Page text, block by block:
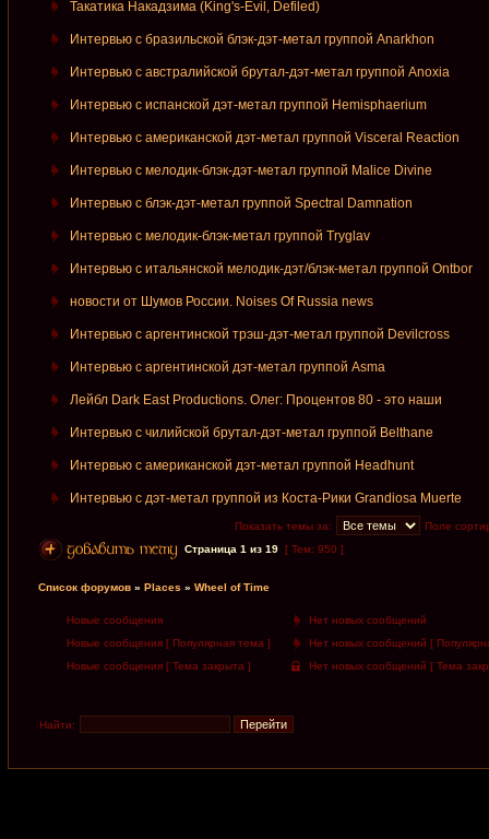
Такатика Накадзима (King's-Evil, Defiled)
Интервью с бразильской блэк-дэт-метал группой Anarkhon
Интервью с австралийской брутал-дэт-метал группой Anoxia
Интервью с испанской дэт-метал группой Hemisphaerium
Интервью с американской дэт-метал группой Visceral Reaction
Интервью с мелодик-блэк-дэт-метал группой Malice Divine
Интервью с блэк-дэт-метал группой Spectral Damnation
Интервью с мелодик-блэк-метал группой Tryglav
Интервью с итальянской мелодик-дэт/блэк-метал группой Ontbor
новости от Шумов России. Noises Of Russia news
Интервью с аргентинской трэш-дэт-метал группой Devilcross
Интервью с аргентинской дэт-метал группой Asma
Лейбл Dark East Productions. Олег: Процентов 80 - это наши
Интервью с чилийской брутал-дэт-метал группой Belthane
Интервью с американской дэт-метал группой Headhunt
Интервью с дэт-метал группой из Коста-Рики Grandiosa Muerte
Показать темы за:
Поле
Страница 1 из 19 [ Тем: 950 ]
Список форумов » Places » Wheel of Time
Новые сообщения
Нет новых сообщений
Новые сообщения [ Популярная тема ]
Нет новых сообщений [
Новые сообщения [ Тема закрыта ]
Нет новых сообщений [ Тема
Найти: